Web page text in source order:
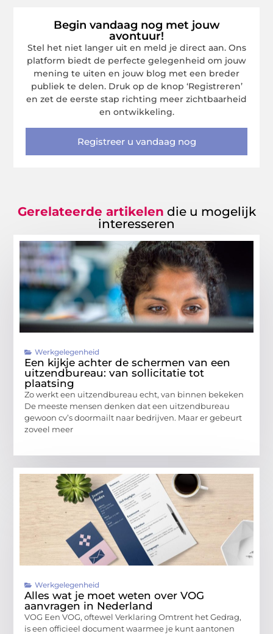
Begin vandaag nog met jouw
avontuur!
Stel het niet langer uit en meld je direct aan. Ons
platform biedt de perfecte gelegenheid om jouw
mening te uiten en jouw blog met een breder
publiek te delen. Druk op de knop ‘Registreren’
en zet de eerste stap richting meer zichtbaarheid
en ontwikkeling.
Registreer u vandaag nog
Gerelateerde artikelen die u mogelijk
interesseren
Werkgelegenheid
Een kijkje achter de schermen van een
uitzendbureau: van sollicitatie tot
plaatsing
Zo werkt een uitzendbureau echt, van binnen bekeken
De meeste mensen denken dat een uitzendbureau
gewoon cv’s doormailt naar bedrijven. Maar er gebeurt
zoveel meer
Werkgelegenheid
Alles wat je moet weten over VOG
aanvragen in Nederland
VOG Een VOG, oftewel Verklaring Omtrent het Gedrag,
is een officieel document waarmee je kunt aantonen